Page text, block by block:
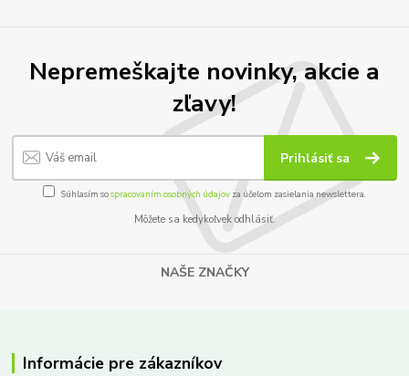
Nepremeškajte novinky, akcie a
zľavy!
Prihlásiť sa
Súhlasím sospracovaním osobných údajov za účelom zasielania newslettera.
Môžete sa kedykoľvek odhlásiť.
NAŠE ZNAČKY
Informácie pre zákazníkov